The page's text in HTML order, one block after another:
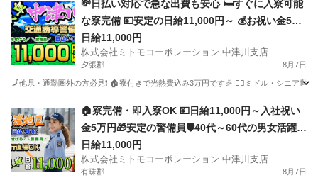
💸日払い対応で急な出費も安心 🛏️すぐに入寮可能
な寮完備 💴安定の日給11,000円～ 💰お祝い金5万
円プレゼント 🚧岐阜県で交通誘導員募集 🚅地方か
らの乗り込み費用補助 🔰未経験でも安心の教育体
制 💻自宅から便利なWeb面接
日給11,000円
株式会社ミトモコーポレーション 中津川支店
夕張郡 8月7日
🗾他県・通勤圏外の方必見❗ 🏠寮付きで光熱費込み3万円です🎉 👮‍♂️ミドル・シニア世
警備員 給料
🏠寮完備・即入寮OK 💴日給11,000円～入社祝い
金5万円🎁安定の警備員🛡️40代～60代の男女活躍中
👫体力的な負担少なめで長く続けられる交通誘導
🚧日払い対応あり💸遠方の方もWeb面接で気軽に
応募を📱
日給11,000円
株式会社ミトモコーポレーション 中津川支店
有珠郡 8月7日